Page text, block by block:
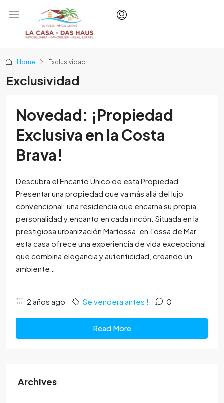
Home Exclusividad
Exclusividad
Novedad: ¡Propiedad
Exclusiva en la Costa
Brava!
Descubra el Encanto Único de esta Propiedad
Presentar una propiedad que va más allá del lujo
convencional: una residencia que encarna su propia
personalidad y encanto en cada rincón. Situada en la
prestigiosa urbanización Martossa, en Tossa de Mar,
esta casa ofrece una experiencia de vida excepcional
que combina elegancia y autenticidad, creando un
ambiente…
2 años ago Se vendera antes ! 0
Read More
Archives